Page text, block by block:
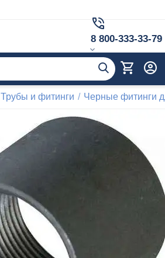
8 800-333-33-79
Трубы и фитинги / Черные фитинги